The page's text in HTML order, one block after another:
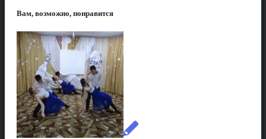
Вам, возможно, понравится